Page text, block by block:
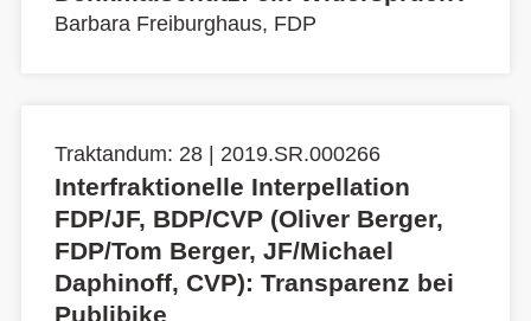
Barbara Freiburghaus, FDP
Traktandum: 28 | 2019.SR.000266
Interfraktionelle Interpellation
FDP/JF, BDP/CVP (Oliver Berger,
FDP/Tom Berger, JF/Michael
Daphinoff, CVP): Transparenz bei
Publibike